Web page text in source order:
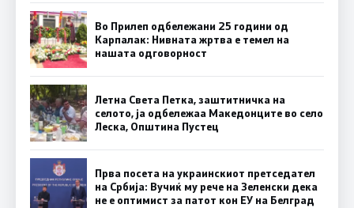
Во Прилеп одбележани 25 години од
Карпалак: Нивната жртва е темел на
нашата одговорност
Летна Света Петка, заштитничка на
селото, ја одбележаа Македонците во село
Леска, Општина Пустец
Прва посета на украинскиот претседател
на Србија: Вучиќ му рече на Зеленски дека
не е оптимист за патот кон ЕУ на Белград